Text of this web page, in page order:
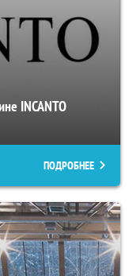
INCANTO
ПОДРОБНЕЕ